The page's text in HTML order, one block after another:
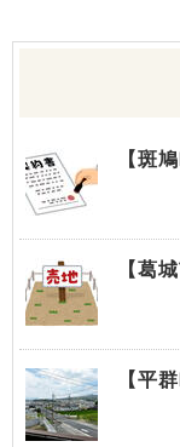
【斑
【葛
【平